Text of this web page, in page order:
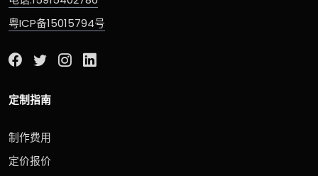
粤ICP备15015794号
定制指南
制作费用
定价报价